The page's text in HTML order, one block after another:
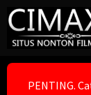
Skip
to
content
PENTING.